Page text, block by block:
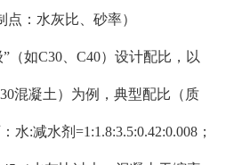
：水灰比、砂率）
如C30、C40）设计配比，以
混凝土）为例，典型配比（质
水:减水剂=1:1.8:3.5:0.42:0.008；